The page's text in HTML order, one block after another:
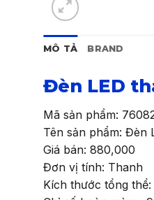
MÔ TẢ BRAND
Đèn LED
Mã sản phẩm:
Tên sản phẩm: Đèn
Giá bán: 880,000
Đơn vị tính: Thanh
Kích thước tổng